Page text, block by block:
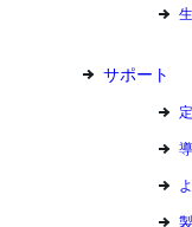
サポート